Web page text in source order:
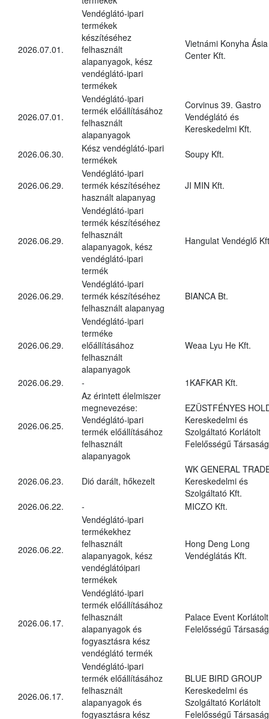
2026.07.01.
Vendéglátó-ipari
termékek
készítéséhez
felhasznált
alapanyagok, kész
vendéglátó-ipari
termékek
Vietnámi Konyha Ásia
Center Kft.
2026.07.01.
Vendéglátó-ipari
termék előállításához
felhasznált
alapanyagok
Corvinus 39. Gastro
Vendéglátó és
Kereskedelmi Kft.
2026.06.30.
Kész vendéglátó-ipari
termékek
Soupy Kft.
2026.06.29.
Vendéglátó-ipari
termék készítéséhez
használt alapanyag
JI MIN Kft.
2026.06.29.
Vendéglátó-ipari
termék készítéséhez
felhasznált
alapanyagok, kész
vendéglátó-ipari
termék
Hangulat Vendéglő
2026.06.29.
Vendéglátó-ipari
termék készítéséhez
felhasznált alapanyag
BIANCA Bt.
2026.06.29.
Vendéglátó-ipari
terméke
előállításához
felhasznált
alapanyagok
Weaa Lyu He Kft.
2026.06.29. - 1KAFKAR Kft.
2026.06.25.
Az érintett élelmiszer
megnevezése:
Vendéglátó-ipari
termék előállításához
felhasznált
alapanyagok
EZÜSTFÉNYES
Kereskedelmi és
Szolgáltató Korlátolt
Felelősségű Társaság
2026.06.23. Dió darált, hőkezelt
WK GENERAL
Kereskedelmi és
Szolgáltató Kft.
2026.06.22.
- MICZO Kft.
2026.06.22.
Vendéglátó-ipari
termékekhez
felhasznált
alapanyagok, kész
vendéglátóipari
termékek
Hong Deng Long
Vendéglátás Kft.
2026.06.17.
Vendéglátó-ipari
termék előállításához
felhasznált
alapanyagok és
fogyasztásra kész
vendéglátó termék
Palace Event Korlátolt
Felelősségű Társaság
2026.06.17.
Vendéglátó-ipari
termék előállításához
felhasznált
alapanyagok és
fogyasztásra kész
BLUE BIRD GROUP
Kereskedelmi és
Szolgáltató Korlátolt
Felelősségű Társaság